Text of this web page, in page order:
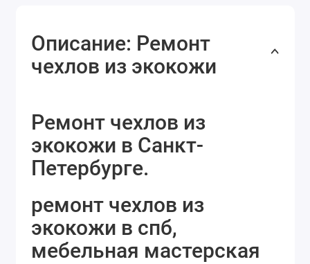
Описание: Ремонт
чехлов из экокожи
Ремонт чехлов из
экокожи в Санкт-
Петербурге.
ремонт чехлов из
экокожи в спб,
мебельная мастерская